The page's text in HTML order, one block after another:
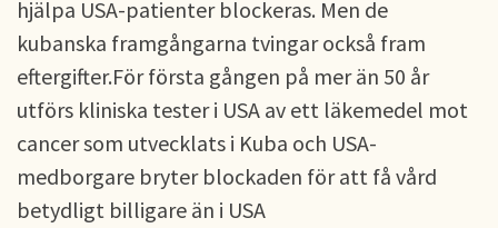
hjälpa USA-patienter blockeras. Men de
kubanska framgångarna tvingar också fram
eftergifter.För första gången på mer än 50 år
utförs kliniska tester i USA av ett läkemedel mot
cancer som utvecklats i Kuba och USA-
medborgare bryter blockaden för att få vård
betydligt billigare än i USA